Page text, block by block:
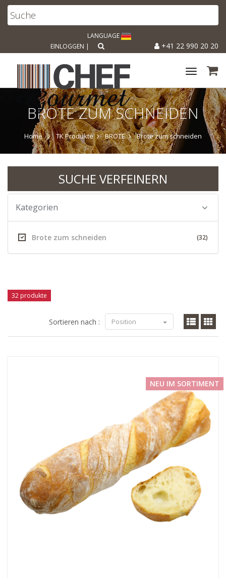
LANGUAGE
+41 22 990 20 20
EINLOGGEN |
Toggle
BROTE ZUM SCHNEIDEN
Home TK Produkte BROTE Brote zum schneiden
SUCHE VERFEINERN
Kategorien
Brote zum schneiden (32)
32 produkte
Sortieren nach : Position
NEU IM SORTIMENT